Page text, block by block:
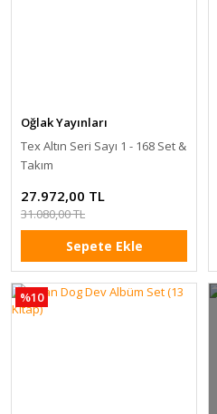
Oğlak Yayınları
Tex Altın Seri Sayı 1 - 168 Set &
Takım
27.972,00 TL
31.080,00 TL
Sepete Ekle
%10